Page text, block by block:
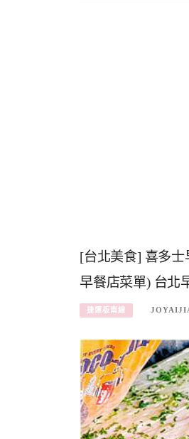
[台北美食] 喜多
早餐店菜單) 台北
捷運板南線